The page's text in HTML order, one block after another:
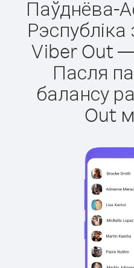
Паўднёва-
Viber Out
Пасля
балансу
Out